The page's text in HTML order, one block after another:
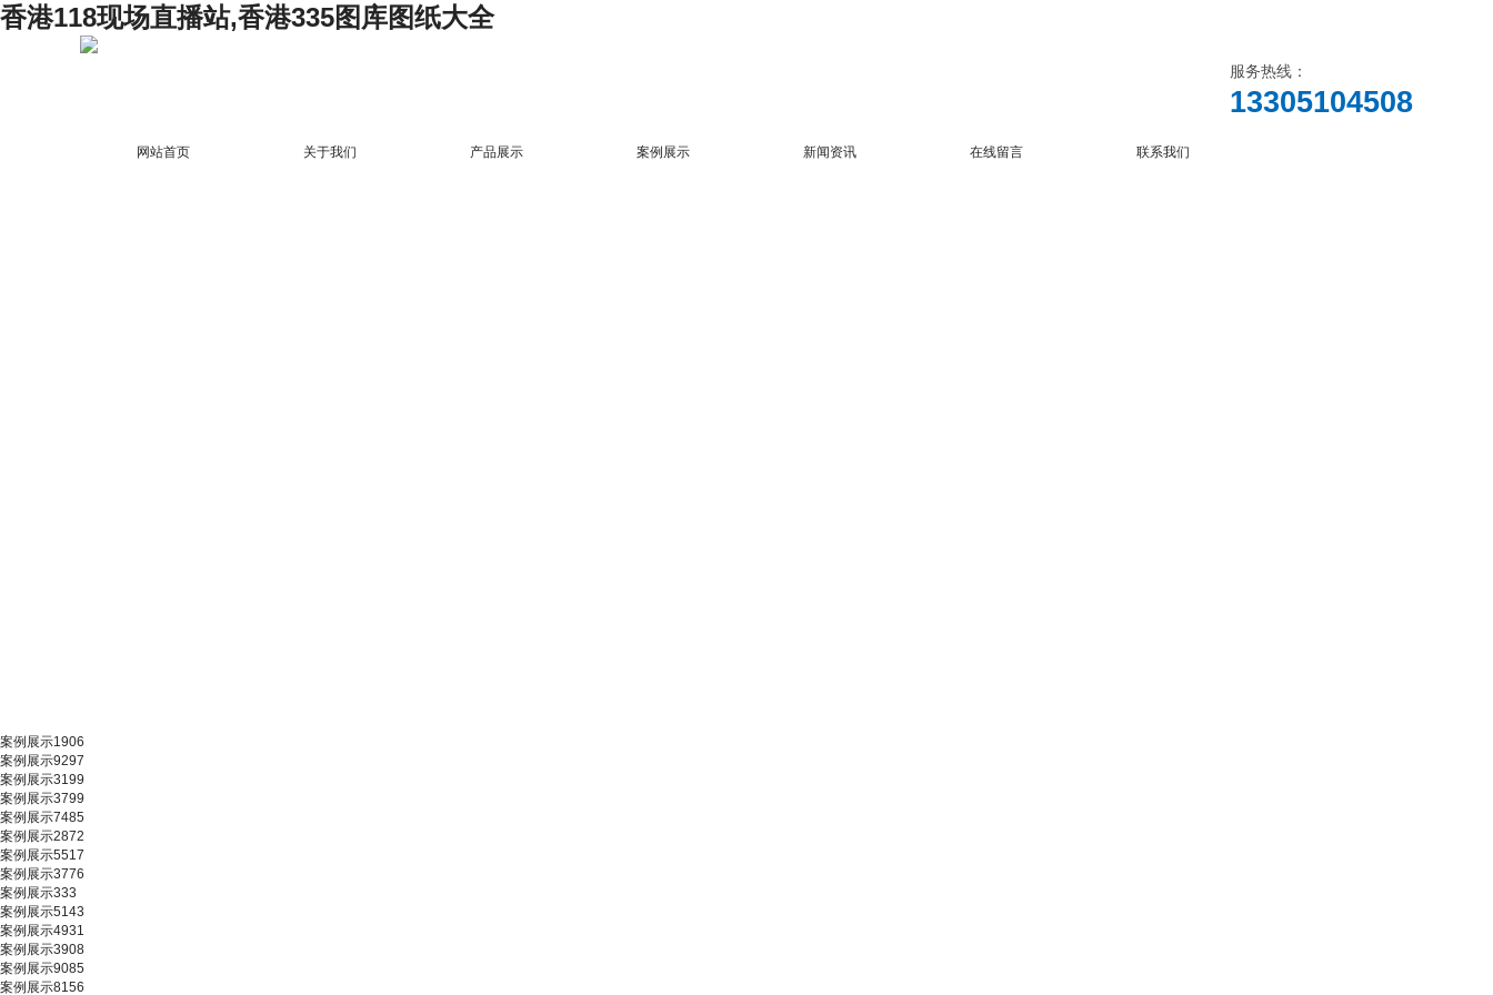
香港118现场直播站,香港335图库图纸大全
服务热线：
13305104508
网站首页 关于我们 产品展示 案例展示 新闻资讯 在线留言 联系我们
案例展示1906
案例展示9297
案例展示3199
案例展示3799
案例展示7485
案例展示2872
案例展示5517
案例展示3776
案例展示333
案例展示5143
案例展示4931
案例展示3908
案例展示9085
案例展示8156